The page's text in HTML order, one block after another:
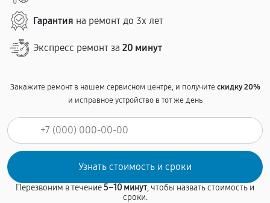
Гарантия на ремонт до 3х лет
Экспресс ремонт за 20 минут
Закажите ремонт в нашем сервисном центре, и получитескидку 20%
и исправное устройство в тот же день
Перезвоним в течение5–10 минут, чтобы назвать стоимость и
сроки.